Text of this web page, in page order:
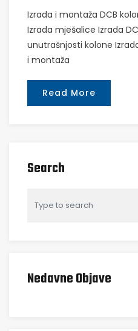
Izrada i montaža DCB
Izrada mješalice Izrada
unutrašnjosti kolone
i montaža
Read More
Search
Nedavne Objave